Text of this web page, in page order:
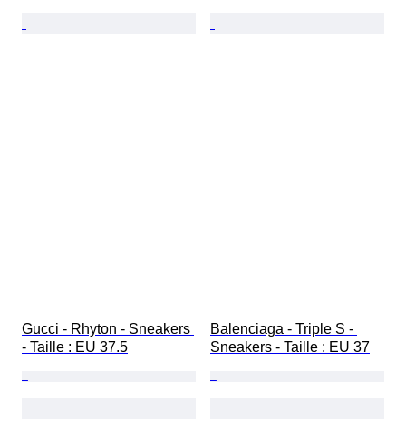
Gucci - Rhyton - Sneakers
- Taille : EU 37.5
Balenciaga - Triple S -
Sneakers - Taille : EU 37